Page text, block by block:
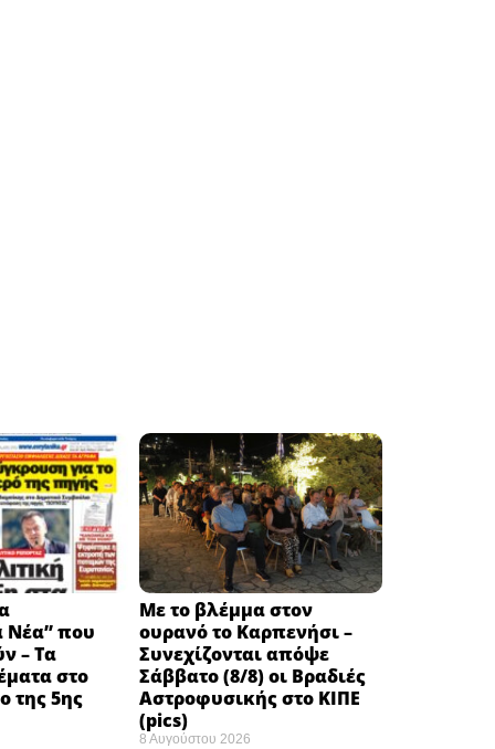
Νέα” που
– Τα
στο
της 5ης
Με το βλέμμα στον
ουρανό το Καρπενήσι –
Συνεχίζονται απόψε
Σάββατο (8/8) οι Βραδιές
Αστροφυσικής στο ΚΙΠΕ
(pics)
8 Αυγούστου 2026